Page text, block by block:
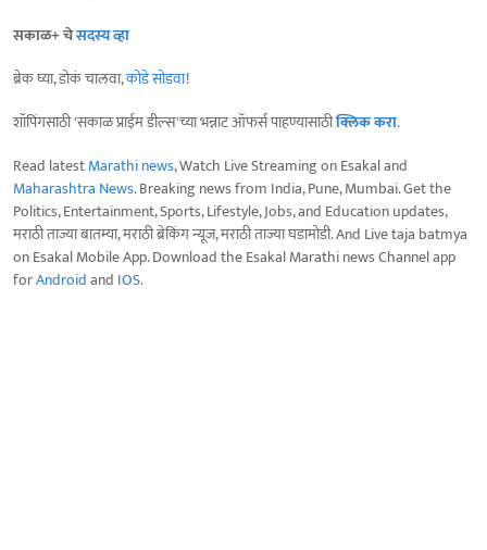
सकाळ+ चेसदस्य व्हा
ब्रेक घ्या, डोकं चालवा,कोडे सोडवा!
शॉपिंगसाठी 'सकाळ प्राईम डील्स'च्या भन्नाट ऑफर्स पाहण्यासाठीक्लिक करा.
Read latestMarathi news, Watch Live Streaming on Esakal and
Maharashtra News. Breaking news from India, Pune, Mumbai. Get the
Politics, Entertainment, Sports, Lifestyle, Jobs, and Education updates,
मराठी ताज्या बातम्या, मराठी ब्रेकिंग न्यूज, मराठी ताज्या घडामोडी. And Live taja batmya
on Esakal Mobile App. Download the Esakal Marathi news Channel app
forAndroidand IOS.